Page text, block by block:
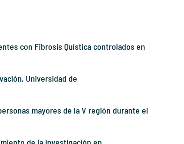
con Fibrosis Quística controlados en
Universidad de
mayores de la V región durante el